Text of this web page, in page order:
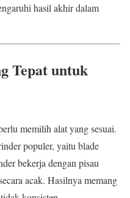
hasil akhir dalam
Tepat untuk
memilih alat yang sesuai.
populer, yaitu blade
bekerja dengan pisau
acak. Hasilnya memang